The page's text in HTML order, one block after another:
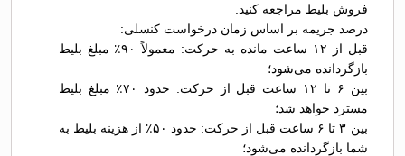
فروش بلیط مراجعه کنید.
درصد جریمه بر اساس زمان درخواست کنسلی:
قبل از ۱۲ ساعت مانده به حرکت: معمولاً ۹۰٪ مبلغ بلیط
بازگردانده می‌شود؛
بین ۶ تا ۱۲ ساعت قبل از حرکت: حدود ۷۰٪ مبلغ بلیط
مسترد خواهد شد؛
بین ۳ تا ۶ ساعت قبل از حرکت: حدود ۵۰٪ از هزینه بلیط به
شما بازگردانده می‌شود؛